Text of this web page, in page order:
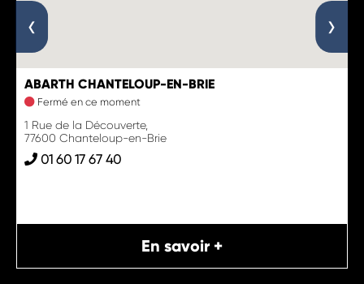
ABARTH CHANTELOUP-EN-BRIE
Fermé en ce moment
1 Rue de la Découverte,
77600 Chanteloup-en-Brie
01 60 17 67 40
En savoir +
‹ ›